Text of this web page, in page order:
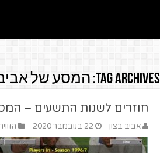
Tag Archives: המסע של אביב
חוזרים לשנות התשעים –
אביב בצון 22 בנובמבר 2020